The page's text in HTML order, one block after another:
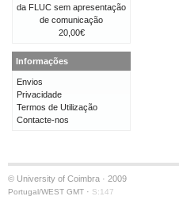
da FLUC sem apresentação
de comunicação
20,00€
Informações
Envios
Privacidade
Termos de Utilização
Contacte-nos
© University of Coimbra · 2009
Portugal/WEST GMT · S:147